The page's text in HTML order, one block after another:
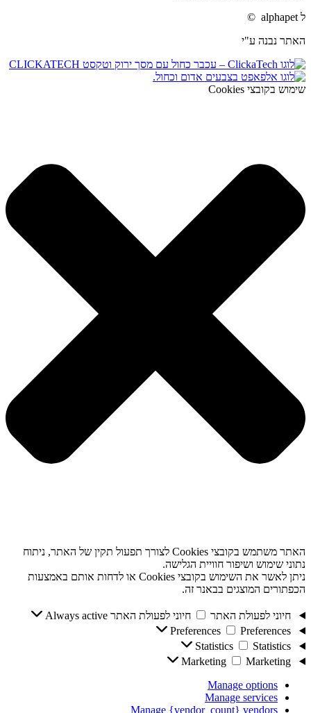
ל alphapet ©
האתר נבנה ע"י
שימוש בקובצי Cookies
האתר משתמש בקובצי Cookies לצורך תפעול תקין של האתר, ניתוח
נתוני שימוש ושיפור חוויית הגלישה.
ניתן לאשר את השימוש בקובצי Cookies או לדחות אותם באמצעות
הכפתורים המוצגים בבאנר זה.
חיוני לפעולת האתר חיוני לפעולת האתר Always active
Preferences
Preferences
Statistics
Statistics
Marketing
Marketing
Manage options
Manage services
Manage {vendor_count} vendors